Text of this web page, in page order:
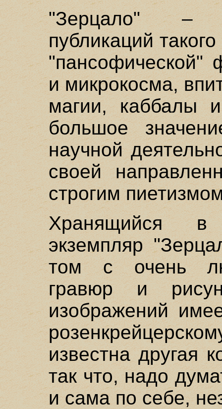
"Зерцало" –
публикаций
"пансофической"
и микрокосма,
магии, каббалы
большое
научной
своей
строгим
Хранящийся в
экземпляр
том с очень
гравюр и
изображений
известна другая
так что, надо
и сама по себе,